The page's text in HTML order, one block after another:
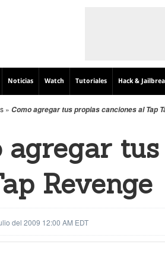
Noticias Watch Tutoriales Hack &
» Como agregar tus propias canciones al Tap
agregar
Revenge
del 2009 12:00 AM EDT